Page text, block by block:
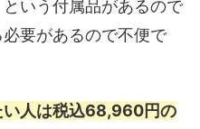
いう付属品があるので
要があるので不便で
い人は税込68,960円の